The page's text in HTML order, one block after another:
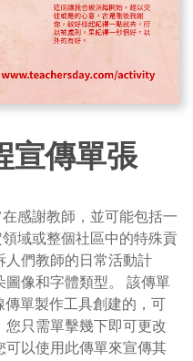
宣傳單張
感謝教師，並可能包括一
域或整個社區中的特殊貢
人們教師的日常活動計
像和字體類型。 該傳單
傳單製作工具創建的，可
只需單擊幾下即可更改
以使用此傳單來宣傳其